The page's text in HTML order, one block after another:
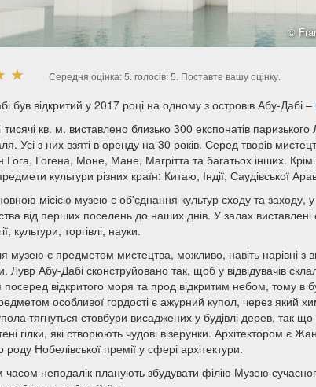
©
★ Середня оцінка:5. голосів:5. Поставте вашу оцінку.
був відкритий у 2017 році на одному з островів Абу-Дабі –
кв. м. виставлено близько 300 експонатів
Усі з них взяті в оренду на 30 років. Серед творів
Гога, Гогена, Моне, Мане, Магрітта та багатьох інших. Крім
культури різних країн: Китаю, Індії, Саудівської
місією музею є об'єднання культур сходу та заходу, у
від перших поселень до наших днів. У залах
культури, торгівлі, науки.
музею є предметом мистецтва, можливо, навіть нарівні з
Лувр Абу-Дабі сконструйовано так, щоб у відвідувачів
відкритого моря та прод відкритим небом, тому в
особливої ​​гордості є ажурний купол, через який
тягнуться стовбури висаджених у будівлі дерев, так
гілки, які створюють чудові візерунки. Архітектором є
роду Нобелівської премії у сфері архітектури.
неподалік планують збудувати філію Музею